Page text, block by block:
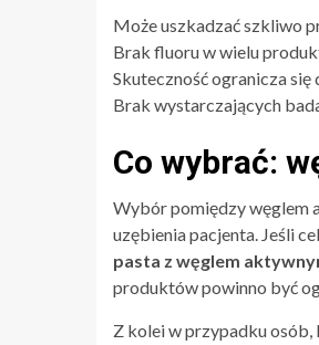
Może uszkadzać szkliwo
Brak fluoru w wielu
Skuteczność ogranicza
Brak wystarczających
Co wybrać:
Wybór pomiędzy węglem
uzębienia pacjenta. Jeśli
pasta z węglem
produktów powinno być
Z kolei w przypadku osób,